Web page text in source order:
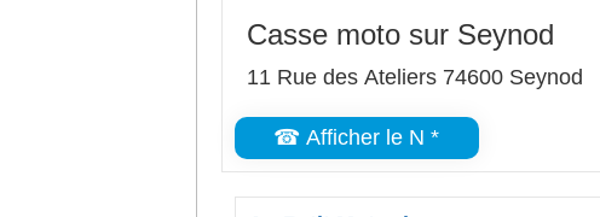
Casse moto sur Seynod
11 Rue des Ateliers 74600 Seynod
☎ Afficher le N *